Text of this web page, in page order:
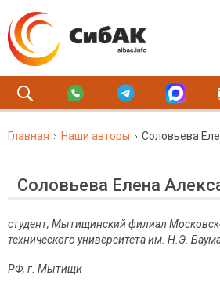
Главная Наши авторы Соловьева
Соловьева Елена
студент, Мытищинский филиал
технического университета им. Н.Э.
РФ, г. Мытищи